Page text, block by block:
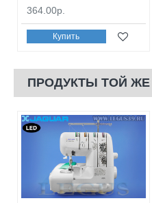
364.00р.
Купить
ПРОДУКТЫ ТОЙ ЖЕ